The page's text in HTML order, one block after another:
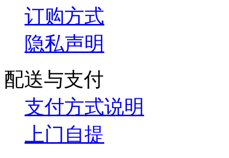
订购方式
隐私声明
配送与支付
支付方式说明
上门自提